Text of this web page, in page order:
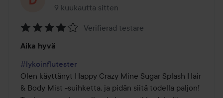
9 kuukautta sitten
Viesti luotiin 9 kuukautta sitten
4
/
5
Verifierad testare
Aika hyvä
#lykoinflutester
Olen käyttänyt Happy Crazy Mine Sugar Splash Hair
& Body Mist -suihketta, ja pidän siitä todella paljon!